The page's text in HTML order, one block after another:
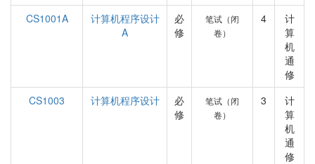
CS1001A
计算机程序设计
A
必
修
笔试（闭
卷）
4
计
算
机
通
修
CS1003
计算机程序设计
必
修
笔试（闭
卷）
3
计
算
机
通
修